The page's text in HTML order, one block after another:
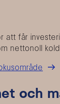
att får
nettonoll
och